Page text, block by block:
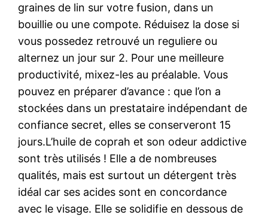
graines de lin sur votre fusion, dans un
bouillie ou une compote. Réduisez la dose si
vous possedez retrouvé un reguliere ou
alternez un jour sur 2. Pour une meilleure
productivité, mixez-les au préalable. Vous
pouvez en préparer d’avance : que l’on a
stockées dans un prestataire indépendant de
confiance secret, elles se conserveront 15
jours.L’huile de coprah et son odeur addictive
sont très utilisés ! Elle a de nombreuses
qualités, mais est surtout un détergent très
idéal car ses acides sont en concordance
avec le visage. Elle se solidifie en dessous de